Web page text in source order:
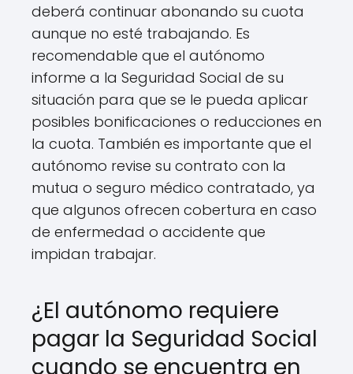
deberá continuar abonando su cuota
aunque no esté trabajando. Es
recomendable que el autónomo
informe a la Seguridad Social de su
situación para que se le pueda aplicar
posibles bonificaciones o reducciones en
la cuota. También es importante que el
autónomo revise su contrato con la
mutua o seguro médico contratado, ya
que algunos ofrecen cobertura en caso
de enfermedad o accidente que
impidan trabajar.
¿El autónomo requiere
pagar la Seguridad Social
cuando se encuentra en